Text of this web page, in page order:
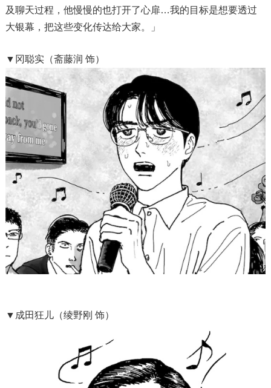
及聊天过程，他慢慢的也打开了心扉…我的目标是想要透过
大银幕，把这些变化传达给大家。」
▼冈聪实（斋藤润 饰）
▼成田狂儿（绫野刚 饰）